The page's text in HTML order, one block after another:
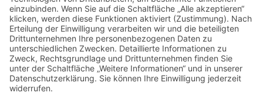
Zehn Vorteile einer Familienreise mit dem Wohnmobil
Die neuen Skysuiten im Seehof Nature Retreat